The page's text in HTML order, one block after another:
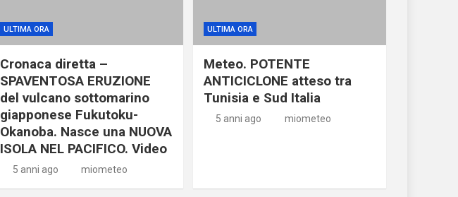
ULTIMA ORA
Cronaca diretta –
SPAVENTOSA ERUZIONE
del vulcano sottomarino
giapponese Fukutoku-
Okanoba. Nasce una NUOVA
ISOLA NEL PACIFICO. Video
5 anni ago miometeo
ULTIMA ORA
Meteo. POTENTE
ANTICICLONE atteso tra
Tunisia e Sud Italia
5 anni ago miometeo